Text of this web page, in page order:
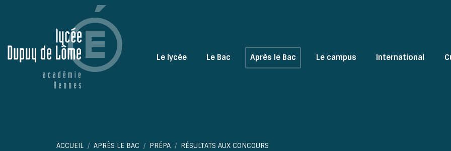
Le lycée Le Bac Après le Bac Le campus International
Vous êtes ici :
ACCUEIL APRÈS LE BAC PRÉPA RÉSULTATS AUX CONCOURS